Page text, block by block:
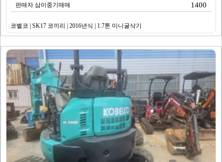
판매자 삼이중기매매 1400
코벨코 | SK17 코끼리 | 2016년식 | 1.7톤 미니굴삭기